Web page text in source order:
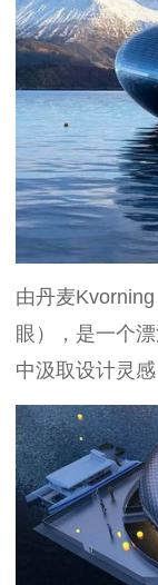
由丹麦
眼），是一个
中汲取设计灵